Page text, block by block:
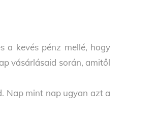
a kevés pénz mellé, hogy
vásárlásaid során, amitől
Nap mint nap ugyan azt a